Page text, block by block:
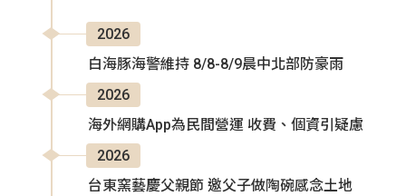
2026
白海豚海警維持 8/8-8/9晨中北部防豪雨
2026
海外網購App為民間營運 收費、個資引疑慮
2026
台東窯藝慶父親節 邀父子做陶碗感念土地